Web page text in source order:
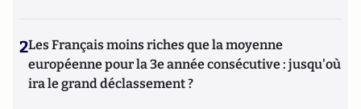
2Les Français moins riches que la moyenne
européenne pour la 3e année consécutive : jusqu'où
ira le grand déclassement ?